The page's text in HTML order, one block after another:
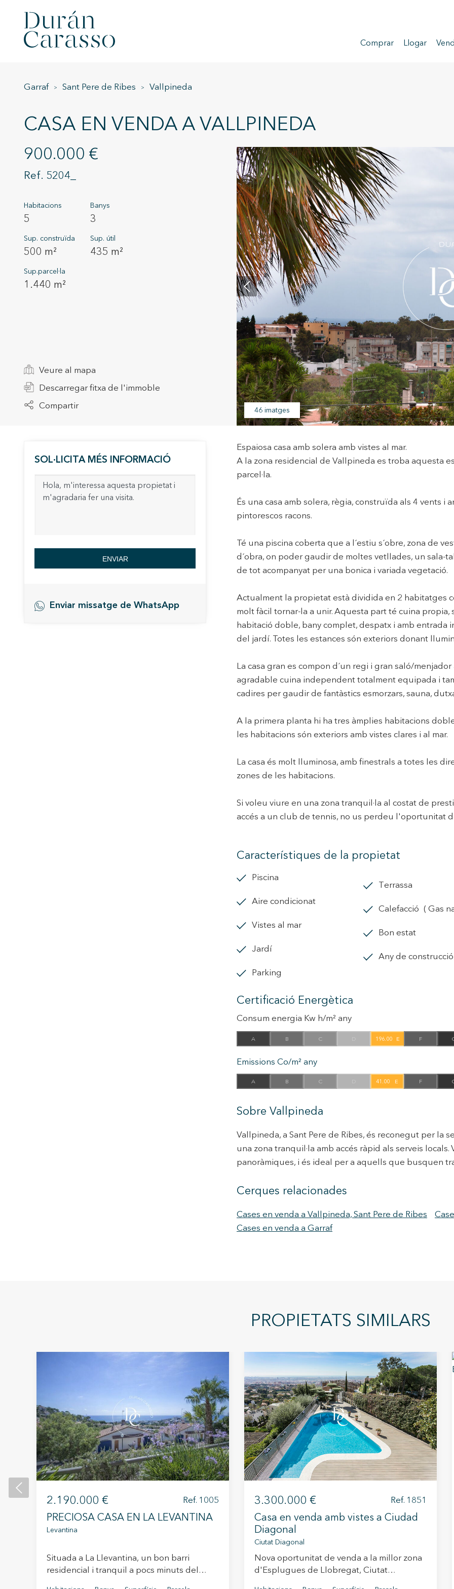
Comprar Llogar
Garraf Sant Pere de Ribes Vallpineda
CASA EN VENDA A VALLPINEDA
900.000 €
5204_
Habitacions
5
Banys
3
Sup. construïda
500 m²
Sup. útil
435 m²
Sup.parcel·la
1.440 m²
Veure al mapa
Descarregar fitxa de l'immoble
Compartir 46 imatges
SOL·LICITA MÉS INFORMACIÓ
ENVIAR
Enviar missatge de WhatsApp
Espaiosa casa amb solera amb vistes al mar.
A la zona residencial de Vallpineda es troba aquesta
parcel·la.
És una casa amb solera, règia, construïda als 4 vents
pintorescos racons.
Té una piscina coberta que a l´estiu s´obre, zona de
d´obra, on poder gaudir de moltes vetllades, un sala-
de tot acompanyat per una bonica i variada vegetació.
Actualment la propietat està dividida en 2 habitatges
molt fàcil tornar-la a unir. Aquesta part té cuina
habitació doble, bany complet, despatx i amb entrada
del jardí. Totes les estances són exteriors donant
La casa gran es compon d´un regi i gran saló/
agradable cuina independent totalment equipada i
cadires per gaudir de fantàstics esmorzars, sauna,
A la primera planta hi ha tres àmplies habitacions
les habitacions són exteriors amb vistes clares i al mar.
La casa és molt lluminosa, amb finestrals a totes les
zones de les habitacions.
Si voleu viure en una zona tranquil·la al costat de
accés a un club de tennis, no us perdeu l'oportunitat
Característiques de la propietat
piscina
Aire condicionat
vistes al mar
jardí
parking
terrassa
calefacció
Bon estat
Any de
Certificació Energètica
Consum energia Kw h/m² any
A B C 196.00 E F
Emissions Co/m² any
A B C 41.00 E F
Sobre Vallpineda
Vallpineda, a Sant Pere de Ribes, és reconegut per la
una zona tranquil·la amb accés ràpid als serveis
panoràmiques, i és ideal per a aquells que busquen
Cerques relacionades
Cases en venda a Vallpineda, Sant Pere de Ribes
Cases en venda a Garraf
PROPIETATS SIMILARS
2.190.000 € Ref. 1005
PRECIOSA CASA EN LA LEVANTINA
Levantina
Situada a La Llevantina, un bon barri
residencial i tranquil a pocs minuts del
3.300.000 € Ref. 1851
Casa en venda amb vistes a Ciudad
Diagonal
Ciutat Diagonal
Nova oportunitat de venda a la millor zona
d'Esplugues de Llobregat, Ciutat
Modificar cookies
Tècniques i funcionals Sempre
Aquest lloc web utilitza cookies pròpies per recopilar informació amb la
millorar els nostres serveis. Si continua navegant, suposa l'acceptació de la
de les mateixes. L'usuari té la possibilitat de configurar el navegador podent,
desitja, impedir que siguin instal·lades al disc dur, encara que haurà de tenir
compte que aquesta acció podrà ocasionar dificultats de navegació de la
Analítiques i personalització
Permeten fer el seguiment i l'anàlisi del comportament dels usuaris d'aquest
La informació recollida mitjançant aquest tipus de cookies s'utilitza en el
introduir millores en funció de l'anàlisi de les dades d'ús que fan els usuaris
Permeten desar la informació de preferència de l'usuari per millorar la qualitat
nostres serveis i oferir una millor experiència a través de productes
Marketing i publicitat
Aquestes cookies són utilitzades per emmagatzemar informació sobre les
preferències i les eleccions personals de l'usuari a través de l'observació
dels seus hàbits de navegació. Gràcies a elles, podem conèixer els hàbits de
Guardar configuració Acceptar totes